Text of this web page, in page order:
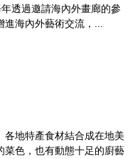
透過邀請海內外畫廊的參
海內外藝術交流，...
各地特產食材結合成在地美
菜色，也有動態十足的廚藝